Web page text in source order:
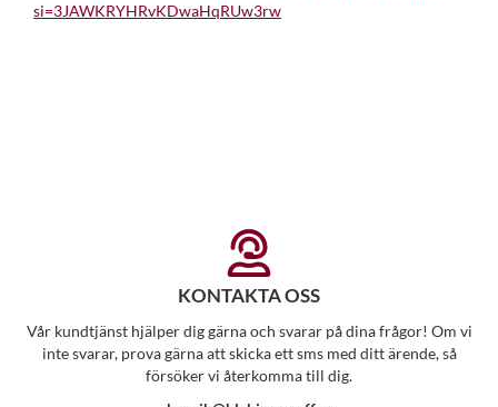
si=3JAWKRYHRvKDwaHqRUw3rw
KONTAKTA OSS
Vår kundtjänst hjälper dig gärna och svarar på dina frågor! Om vi
inte svarar, prova gärna att skicka ett sms med ditt ärende, så
försöker vi återkomma till dig.